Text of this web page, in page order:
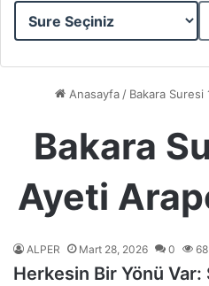
Sure
Ayet
Anasayfa / Bakara Suresi
Bakara
Ayeti
ALPER Mart 28, 2026 0 68
Herkesin Bir Yönü Var: